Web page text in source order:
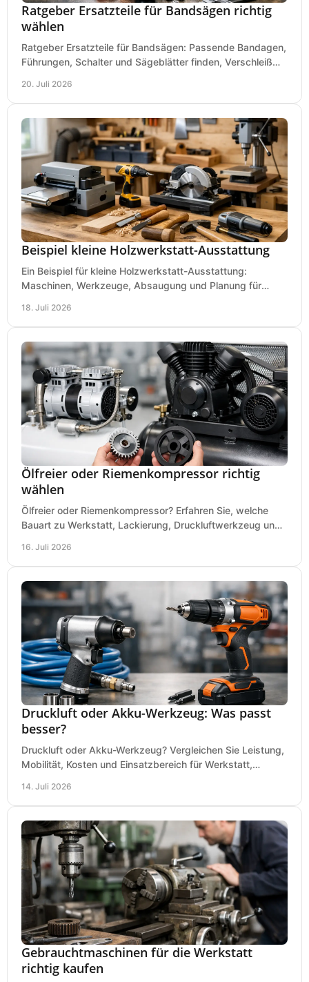
Ratgeber Ersatzteile für Bandsägen richtig
wählen
Ratgeber Ersatzteile für Bandsägen: Passende Bandagen,
Führungen, Schalter und Sägeblätter finden, Verschleiß
20. Juli 2026
Beispiel kleine Holzwerkstatt-Ausstattung
Ein Beispiel für kleine Holzwerkstatt-Ausstattung:
Maschinen, Werkzeuge, Absaugung und Planung für
18. Juli 2026
Ölfreier oder Riemenkompressor richtig
wählen
Ölfreier oder Riemenkompressor? Erfahren Sie, welche
Bauart zu Werkstatt, Lackierung, Druckluftwerkzeug und
16. Juli 2026
Druckluft oder Akku-Werkzeug: Was passt
besser?
Druckluft oder Akku-Werkzeug? Vergleichen Sie Leistung,
Mobilität, Kosten und Einsatzbereich für Werkstatt,
14. Juli 2026
Gebrauchtmaschinen für die Werkstatt
richtig kaufen